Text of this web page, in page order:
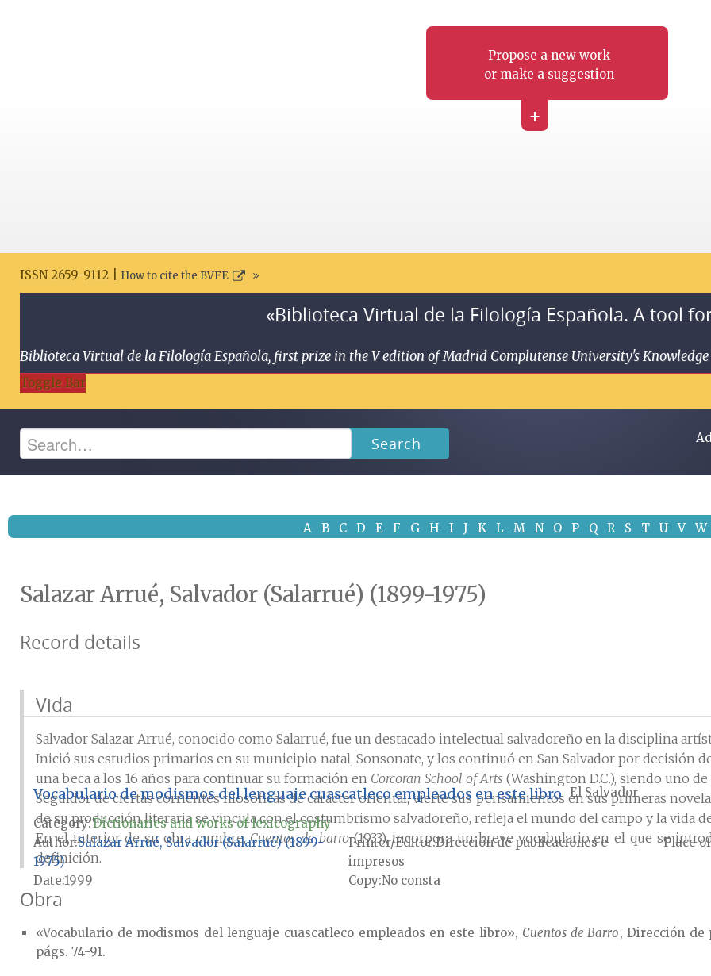
Propose a new work
or make a suggestion
+
ISSN 2659-9112 | How to cite the BVFE
«Biblioteca Virtual de la Filología Española. A tool
Biblioteca Virtual de la Filología Española, first prize in the V edition of Madrid Complutense University's
Toggle Bar
Search
A B C D E F G H I J K L M N O P Q R S T U V W
Salazar Arrué, Salvador (Salarrué) (1899-1975)
Record details
Vida
Salvador Salazar Arrué, conocido como Salarrué, fue un destacado intelectual salvadoreño en la disciplina
Inició sus estudios primarios en su municipio natal, Sonsonate, y los continuó en San Salvador por decisión
una beca a los 16 años para continuar su formación en Corcoran School of Arts (Washington D.C.), siendo uno
Seguidor de ciertas corrientes filosóficas de carácter oriental, vierte sus pensamientos en sus primeras
de su producción literaria se vincula con el costumbrismo salvadoreño, refleja el mundo del campo y la vida
En el interior de su obra cumbre,Cuentos de barro(1933), incorpora un breve vocabulario en el que se
definición.
Obra
«Vocabulario de modismos del lenguaje cuascatleco empleados en este libro», Cuentos de Barro, Dirección de
págs. 74-91.
Vocabulario de modismos del lenguaje cuascatleco empleados en este libro El Salvador
Category:Dictionaries and works of lexicography
Author Salazar Arrué, Salvador (Salarrué) (1899-
1975)
Printer/Editor Dirección de publicaciones e
impresos
Place
Date1999 Copy No consta